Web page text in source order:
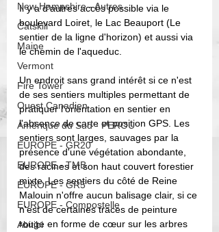
New Hampshire - Autres
Catskill
Maine
Vermont
Fire Tower
Ouest Canadien
Amérique du Sud - PEROU
EUROPE - GR20
EUROPE - TMB
EUROPE - GR5
EUROPE - Compostelle
Abitibi
Il y a d'autres accès possible via le
boulevard Loiret, le Lac Beauport (Le
sentier de la ligne d'horizon) et aussi via
le chemin de l'aqueduc.
Un endroit sans grand intérêt si ce n'est
de ses sentiers multiples permettant de
pratiquer l'orientation en sentier en
l'absence de carte et position GPS. Les
sentiers sont larges, sauvages par la
présence d'une végétation abondante,
des racines et son haut couvert forestier
mixte. Les sentiers du côté de Reine
Malouin n'offre aucun balisage clair, si ce
n'est de certaines traces de peinture
rouge en forme de cœur sur les arbres